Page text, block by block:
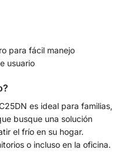
para fácil manejo
usuario
es ideal para familias,
busque una solución
el frío en su hogar.
o incluso en la oficina.